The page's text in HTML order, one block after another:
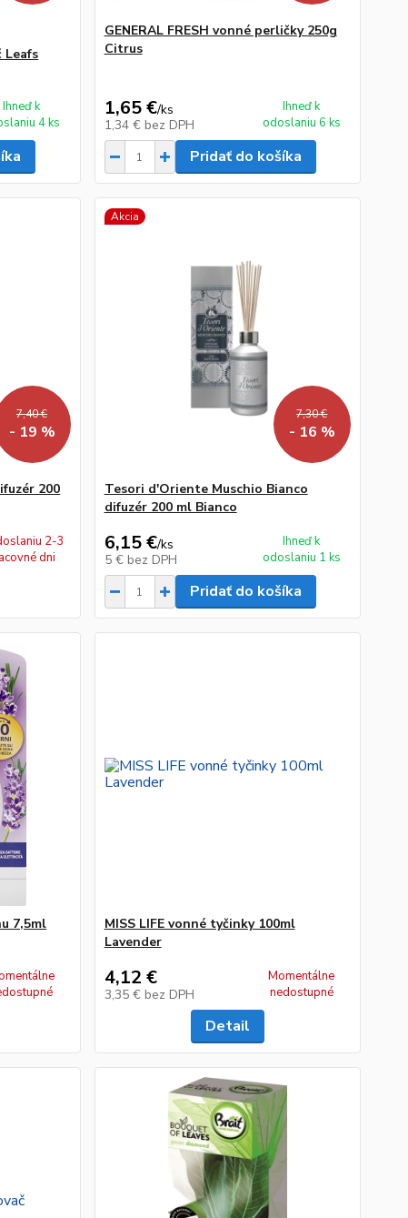
Leafs
Ihneď k
4 ks
GENERAL FRESH vonné perličky 250g
Citrus
1,65 €/ks
1,34 € bez DPH
Ihneď k
odoslaniu 6 ks
Pridať do košíka
7,40 €
- 19 %
200
2-3
dni
Akcia
7,30 €
- 16 %
Tesori d'Oriente Muschio Bianco
difuzér 200 ml Bianco
6,15 €/ks
5 € bez DPH
Ihneď k
odoslaniu 1 ks
Pridať do košíka
7,5ml
MISS LIFE vonné tyčinky 100ml
Lavender
4,12 €
3,35 € bez DPH
Momentálne
nedostupné
Detail